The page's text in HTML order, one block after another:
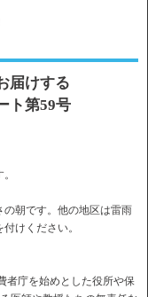
届けする
ト第59号
朝です。 他の地区は雷雨
付けください。
者庁を始めとした役所や保